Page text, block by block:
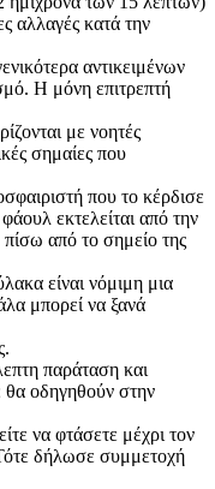
αλλαγές κατά την
αντικειμένων
Η μόνη επιτρεπτή
με νοητές
σημαίες που
που το κέρδισε
εκτελείται από την
πίσω από το σημείο της
είναι νόμιμη μια
μπορεί να ξανά
παράταση και
θα οδηγηθούν στην
να φτάσετε μέχρι τον
δήλωσε συμμετοχή